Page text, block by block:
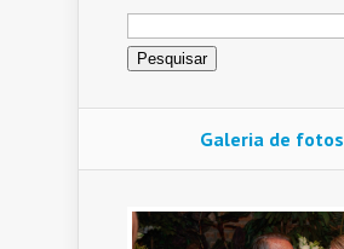
Pesquisar
por:
Galeria de fotos